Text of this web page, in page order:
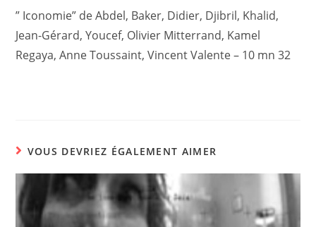
” Iconomie” de Abdel, Baker, Didier, Djibril, Khalid,
Jean-Gérard, Youcef, Olivier Mitterrand, Kamel
Regaya, Anne Toussaint, Vincent Valente – 10 mn 32
VOUS DEVRIEZ ÉGALEMENT AIMER